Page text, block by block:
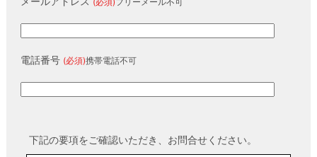
電話番号 (必須)携帯電話不可
下記の要項をご確認いただき、お問合せください。